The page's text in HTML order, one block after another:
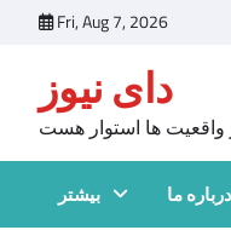
Fri, Aug 7, 2026
دای نیوز
واقعیت ها استوار هست
بیشتر درباره ما